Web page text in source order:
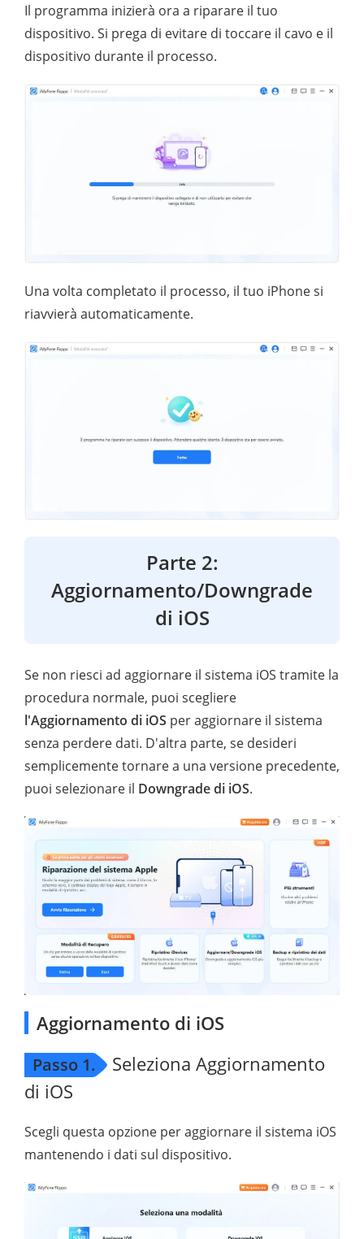
Il programma inizierà ora a riparare il tuo
dispositivo. Si prega di evitare di toccare il cavo e il
dispositivo durante il processo.
Una volta completato il processo, il tuo iPhone si
riavvierà automaticamente.
Parte 2:
Aggiornamento/Downgrade
di iOS
Se non riesci ad aggiornare il sistema iOS tramite la
procedura normale, puoi scegliere
l'Aggiornamento di iOS per aggiornare il sistema
senza perdere dati. D'altra parte, se desideri
semplicemente tornare a una versione precedente,
puoi selezionare il Downgrade di iOS.
Aggiornamento di iOS
Passo 1.
Seleziona Aggiornamento
di iOS
Scegli questa opzione per aggiornare il sistema iOS
mantenendo i dati sul dispositivo.